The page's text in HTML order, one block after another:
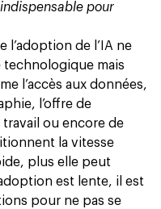
pour
l’adoption de l’IA ne
technologique mais
l’accès aux données,
l’offre de
ou encore de
la vitesse
plus elle peut
est lente, il est
pour ne pas se